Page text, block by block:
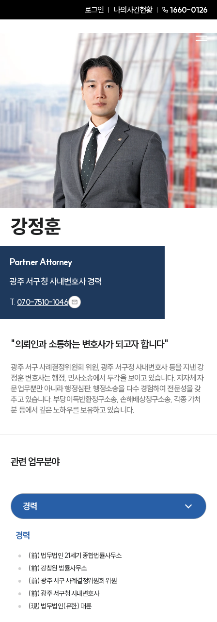
로그인 나의사건현황 1660-0126
강정훈
Partner Attorney
광주 서구청 사내변호사 경력
T. 070-7510-1046
"의뢰인과 소통하는 변호사가 되고자 합니다"
광주 서구 사례결정위원회 위원, 광주 서구청 사내변호사 등을 지낸 강
정훈 변호사는 행정, 민사소송에서 두각을 보이고 있습니다. 지자체 자
문업무뿐만 아니라 행정심판, 행정소송을 다수 경험하여 전문성을 갖
추고 있습니다. 부당이득반환청구소송, 손해배상청구소송, 각종 가처
분 등에서 깊은 노하우를 보유하고 있습니다.
관련 업무분야
이혼
경력
(前) 법무법인 21세기 종합법률사무소
(前) 강창원 법률사무소
(前) 광주 서구 사례결정위원회 위원
(前) 광주 서구청 사내변호사
(現) 법무법인(유한) 대륜